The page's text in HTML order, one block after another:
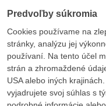
Predvoľby súkromia
Cookies používame na
stránky, analýzu jej
používaní. Na tento účel
strán a zhromaždené
USA alebo iných
vyjadrujete svoj súhlas s